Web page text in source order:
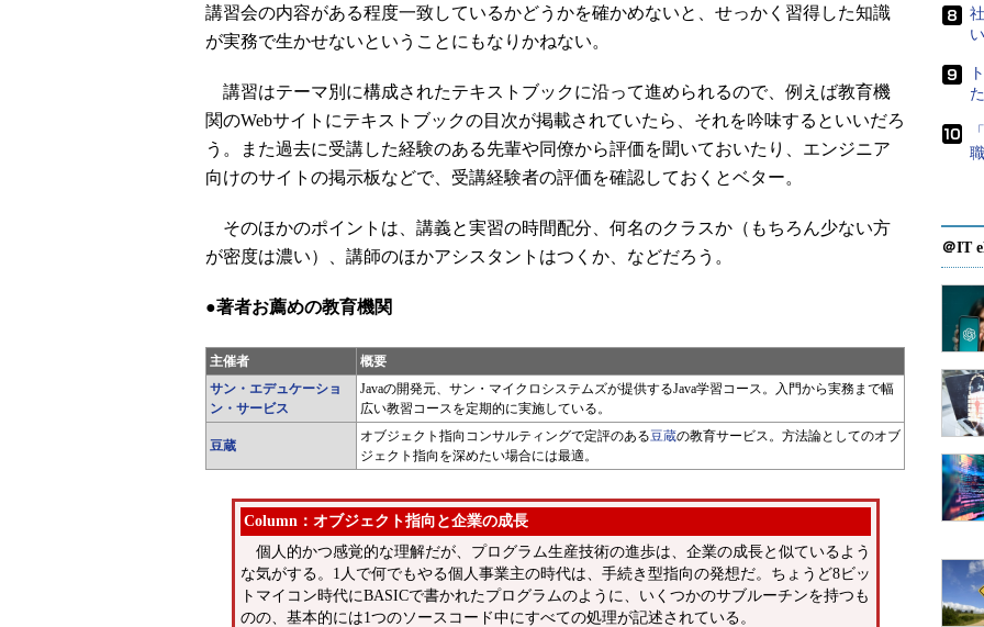
講習会の内容がある程度一致しているかどうかを確かめないと、せっかく習得した知識
が実務で生かせないということにもなりかねない。
講習はテーマ別に構成されたテキストブックに沿って進められるので、例えば教育機
関のWebサイトにテキストブックの目次が掲載されていたら、それを吟味するといいだろ
う。また過去に受講した経験のある先輩や同僚から評価を聞いておいたり、エンジニア
向けのサイトの掲示板などで、受講経験者の評価を確認しておくとベター。
そのほかのポイントは、講義と実習の時間配分、何名のクラスか（もちろん少ない方
が密度は濃い）、講師のほかアシスタントはつくか、などだろう。
●著者お薦めの教育機関
主催者
概要
サン・エデュケーショ
ン・サービス
Javaの開発元、サン・マイクロシステムズが提供するJava学習コース。入門から実務まで幅
広い教習コースを定期的に実施している。
豆蔵
オブジェクト指向コンサルティングで定評のある豆蔵の教育サービス。方法論としてのオブ
ジェクト指向を深めたい場合には最適。
Column：オブジェクト指向と企業の成長
個人的かつ感覚的な理解だが、プログラム生産技術の進歩は、企業の成長と似ているよう
な気がする。1人で何でもやる個人事業主の時代は、手続き型指向の発想だ。ちょうど8ビッ
トマイコン時代にBASICで書かれたプログラムのように、いくつかのサブルーチンを持つも
のの、基本的には1つのソースコード中にすべての処理が記述されている。
＠IT